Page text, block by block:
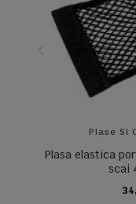
Plase Si
Plasa elastica
scai